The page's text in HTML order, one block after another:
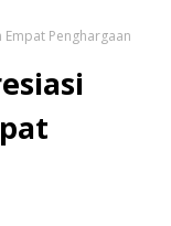
Penghargaan